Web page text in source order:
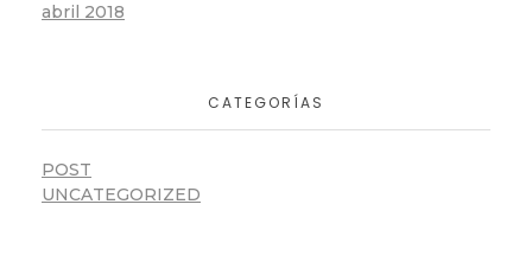
abril 2018
CATEGORÍAS
POST
UNCATEGORIZED